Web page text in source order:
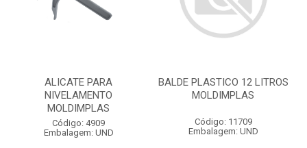
ALICATE PARA
NIVELAMENTO
MOLDIMPLAS
Código: 4909
Embalagem: UND
BALDE PLASTICO 12 LITROS
MOLDIMPLAS
Código: 11709
Embalagem: UND